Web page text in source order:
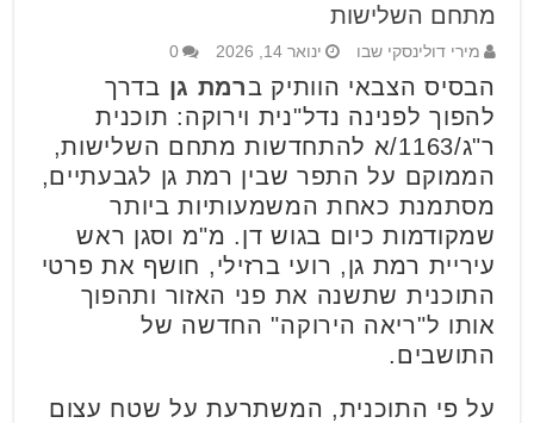
מתחם השלישות
מירי דולינסקי שבו ינואר 14, 2026 0
הבסיס הצבאי הוותיק ברמת גן בדרך
להפוך לפנינה נדל"נית וירוקה: תוכנית
ר"ג/1163/א להתחדשות מתחם השלישות,
הממוקם על התפר שבין רמת גן לגבעתיים,
מסתמנת כאחת המשמעותיות ביותר
שמקודמות כיום בגוש דן. מ"מ וסגן ראש
עיריית רמת גן, רועי ברזילי, חושף את פרטי
התוכנית שתשנה את פני האזור ותהפוך
אותו ל"ריאה הירוקה" החדשה של
התושבים.
על פי התוכנית, המשתרעת על שטח עצום